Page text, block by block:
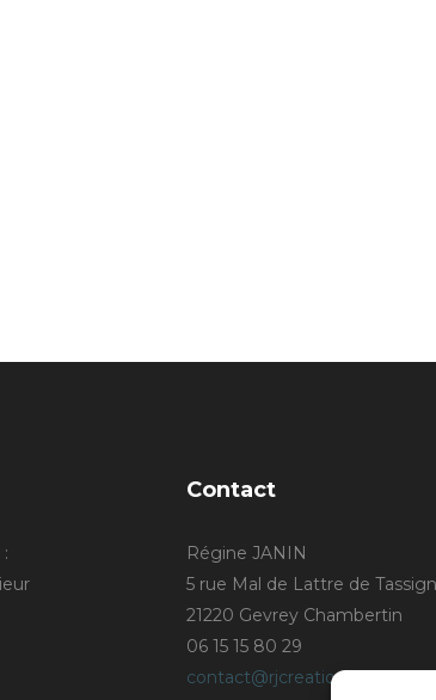
Contact
Régine JANIN
5 rue Mal de Lattre de
21220 Gevrey Chambertin
06 15 15 80 29
contact@rjcreation.com